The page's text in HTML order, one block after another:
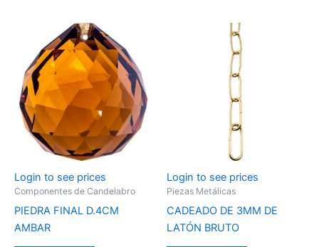
Login to see prices
Componentes de Candelabro
PIEDRA FINAL D.4CM
AMBAR
Login to see prices
Piezas Metálicas
CADEADO DE 3MM DE
LATÓN BRUTO